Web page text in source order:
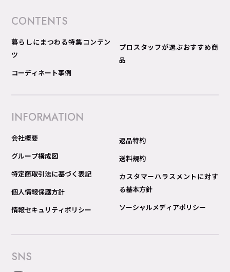
CONTENTS
暮らしにまつわる特集コンテン
ツ
コーディネート事例
プロスタッフが選ぶおすすめ商
品
INFORMATION
会社概要
グループ構成図
特定商取引法に基づく表記
個人情報保護方針
情報セキュリティポリシー
返品特約
送料規約
カスタマーハラスメントに対す
る基本方針
ソーシャルメディアポリシー
SNS